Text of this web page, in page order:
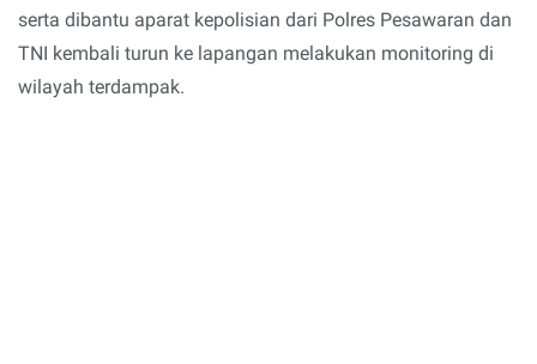
serta dibantu aparat kepolisian dari Polres Pesawaran dan
TNI kembali turun ke lapangan melakukan monitoring di
wilayah terdampak.